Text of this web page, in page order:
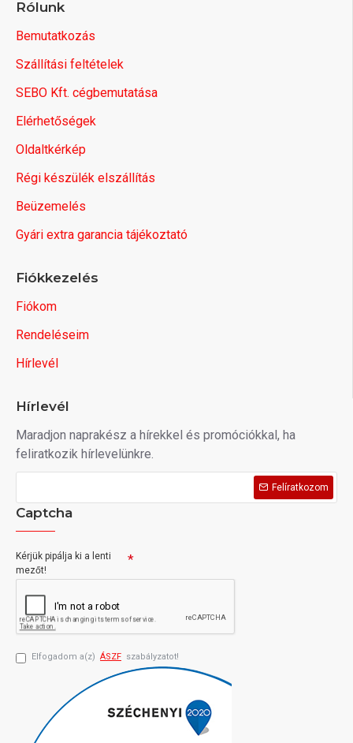
Rólunk
Bemutatkozás
Szállítási feltételek
SEBO Kft. cégbemutatása
Elérhetőségek
Oldaltkérkép
Régi készülék elszállítás
Beüzemelés
Gyári extra garancia tájékoztató
Fiókkezelés
Fiókom
Rendeléseim
Hírlevél
Hírlevél
Maradjon naprakész a hírekkel és promóciókkal, ha
feliratkozik hírlevelünkre.
Felíratkozom
Captcha
Kérjük pipálja ki a lenti
mezőt!
Elfogadom a(z) ÁSZF szabályzatot!